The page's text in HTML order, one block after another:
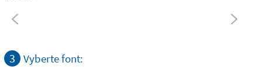
3 Vyberte font: